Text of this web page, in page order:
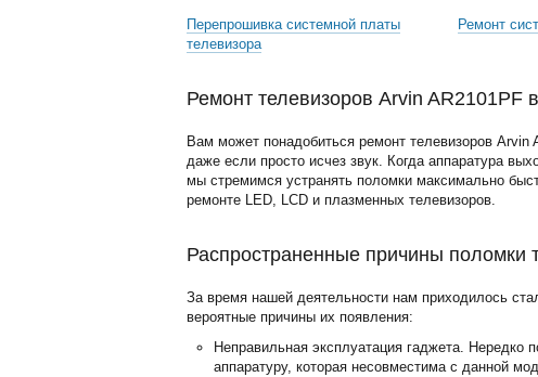
Перепрошивка системной платы
телевизора
Ремонт
Ремонт телевизоров Arvin AR2101PF
Вам может понадобиться ремонт телевизоров
даже если просто исчез звук. Когда аппаратура
мы стремимся устранять поломки максимально
ремонте LED, LCD и плазменных телевизоров.
Распространенные причины поломки
За время нашей деятельности нам приходилось
вероятные причины их появления:
Неправильная эксплуатация гаджета. Нередко
аппаратуру, которая несовместима с данной